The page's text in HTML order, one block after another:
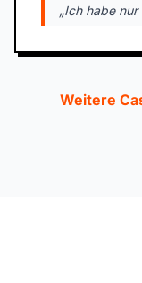
„Ich habe
Weitere